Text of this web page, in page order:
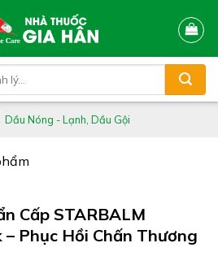
Dầu Nóng - Lạnh, Dầu Gội
Cấp STARBALM
Phục Hồi Chấn Thương